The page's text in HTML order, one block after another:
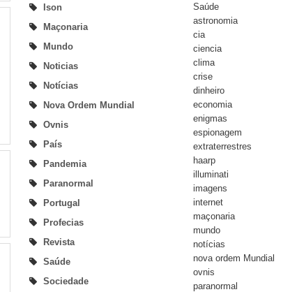
Ison
Maçonaria
Mundo
Noticias
Notícias
Nova Ordem Mundial
Ovnis
País
Pandemia
Paranormal
Portugal
Profecias
Revista
Saúde
Sociedade
Saúde
astronomia
cia
ciencia
clima
crise
dinheiro
economia
enigmas
espionagem
extraterrestres
haarp
illuminati
imagens
internet
maçonaria
mundo
notícias
nova ordem Mundial
ovnis
paranormal